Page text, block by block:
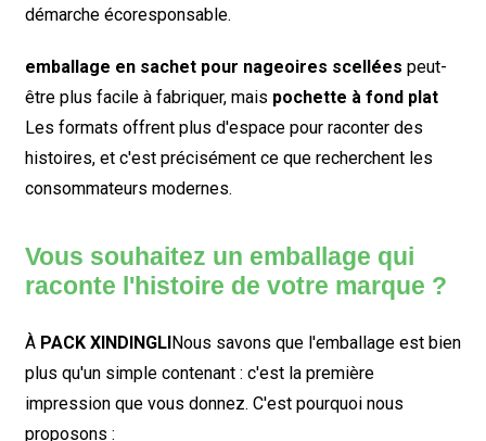
démarche écoresponsable.
emballage en sachet pour nageoires scellées peut-
être plus facile à fabriquer, mais pochette à fond plat
Les formats offrent plus d'espace pour raconter des
histoires, et c'est précisément ce que recherchent les
consommateurs modernes.
Vous souhaitez un emballage qui
raconte l'histoire de votre marque ?
À PACK XINDINGLINous savons que l'emballage est bien
plus qu'un simple contenant : c'est la première
impression que vous donnez. C'est pourquoi nous
proposons :